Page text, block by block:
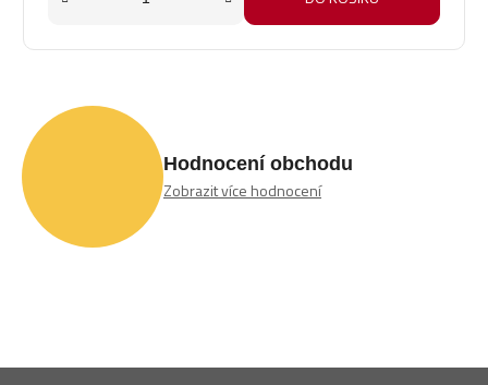
Hodnocení obchodu
Zobrazit více hodnocení